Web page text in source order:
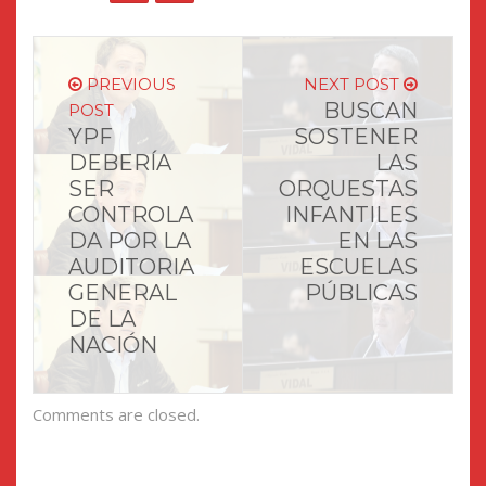
ventanaventana
PREVIOUS
POST
YPF
DEBERÍA
SER
CONTROLA
DA POR LA
AUDITORIA
GENERAL
DE LA
NACIÓN
NEXT POST
BUSCAN
SOSTENER
LAS
ORQUESTAS
INFANTILES
EN LAS
ESCUELAS
PÚBLICAS
Comments are closed.